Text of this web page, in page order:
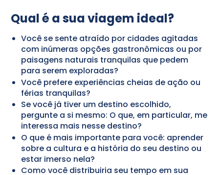
Qual é a sua viagem ideal?
Você se sente atraído por cidades agitadas
com inúmeras opções gastronômicas ou por
paisagens naturais tranquilas que pedem
para serem exploradas?
Você prefere experiências cheias de ação ou
férias tranquilas?
Se você já tiver um destino escolhido,
pergunte a si mesmo: O que, em particular, me
interessa mais nesse destino?
O que é mais importante para você: aprender
sobre a cultura e a história do seu destino ou
estar imerso nela?
Como você distribuiria seu tempo em sua